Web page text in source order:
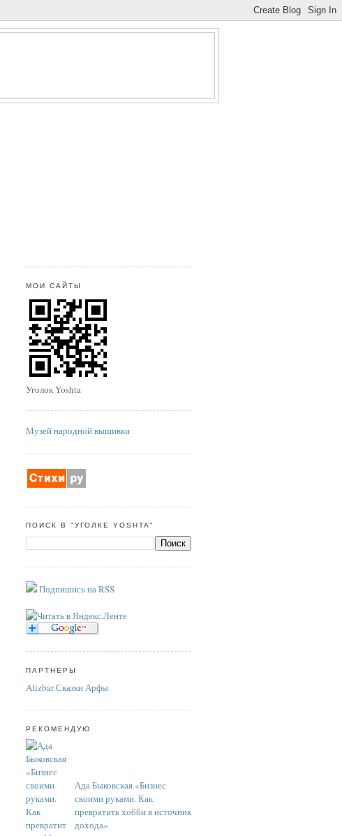
МОИ САЙТЫ
Уголок Yoshta
Музей народной вышивки
ПОИСК В "УГОЛКЕ YOSHTA"
Подпишись на RSS
ПАРТНЕРЫ
Alizbar Сказки Арфы
РЕКОМЕНДУЮ
Ада Быковская «Бизнес
своими руками. Как
превратить хобби в источник
дохода»